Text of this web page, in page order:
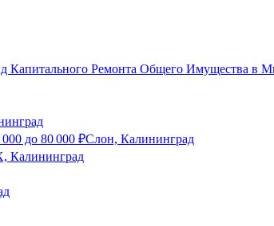
Капитального Ремонта Общего Имущества в
000 до 80 000 ₽Слон, Калининград
Калининград